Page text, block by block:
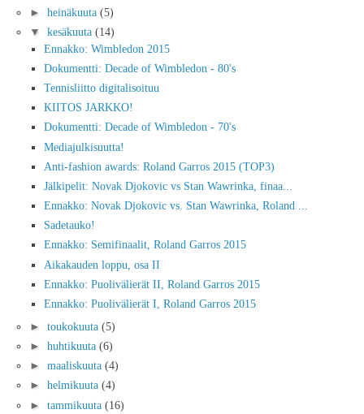
► heinäkuuta (5)
▼ kesäkuuta (14)
Ennakko: Wimbledon 2015
Dokumentti: Decade of Wimbledon - 80's
Tennisliitto digitalisoituu
KIITOS JARKKO!
Dokumentti: Decade of Wimbledon - 70's
Mediajulkisuutta!
Anti-fashion awards: Roland Garros 2015 (TOP3)
Jälkipelit: Novak Djokovic vs Stan Wawrinka, finaa...
Ennakko: Novak Djokovic vs. Stan Wawrinka, Roland ...
Sadetauko!
Ennakko: Semifinaalit, Roland Garros 2015
Aikakauden loppu, osa II
Ennakko: Puolivälierät II, Roland Garros 2015
Ennakko: Puolivälierät I, Roland Garros 2015
► toukokuuta (5)
► huhtikuuta (6)
► maaliskuuta (4)
► helmikuuta (4)
► tammikuuta (16)